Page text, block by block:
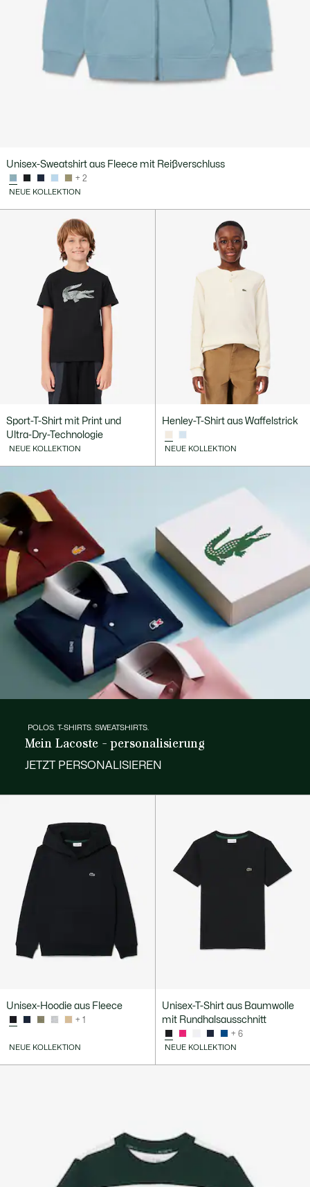
Unisex-Sweatshirt aus Fleece mit Reißverschluss
+ 2
NEUE KOLLEKTION
Sport-T-Shirt mit Print und
Ultra-Dry-Technologie
NEUE KOLLEKTION
Henley-T-Shirt aus Waffelstrick
NEUE KOLLEKTION
POLOS. T-SHIRTS. SWEATSHIRTS.
Mein Lacoste - personalisierung
JETZT PERSONALISIEREN
Unisex-Hoodie aus Fleece
+ 1
NEUE KOLLEKTION
Unisex-T-Shirt aus Baumwolle
mit Rundhalsausschnitt
+ 6
NEUE KOLLEKTION